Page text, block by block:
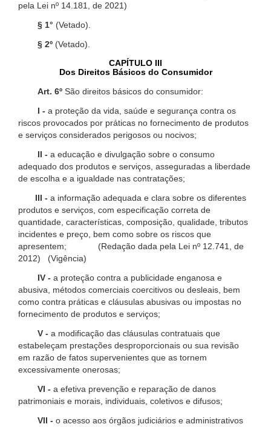
pela Lei nº 14.181, de 2021)
§ 1° (Vetado).
§ 2º (Vetado).
CAPÍTULO III
Dos Direitos Básicos do Consumidor
Art. 6º São direitos básicos do consumidor:
I - a proteção da vida, saúde e segurança contra os
riscos provocados por práticas no fornecimento de produtos
e serviços considerados perigosos ou nocivos;
II - a educação e divulgação sobre o consumo
adequado dos produtos e serviços, asseguradas a liberdade
de escolha e a igualdade nas contratações;
III - a informação adequada e clara sobre os diferentes
produtos e serviços, com especificação correta de
quantidade, características, composição, qualidade, tributos
incidentes e preço, bem como sobre os riscos que
apresentem; (Redação dada pela Lei nº 12.741, de
2012) (Vigência)
IV - a proteção contra a publicidade enganosa e
abusiva, métodos comerciais coercitivos ou desleais, bem
como contra práticas e cláusulas abusivas ou impostas no
fornecimento de produtos e serviços;
V - a modificação das cláusulas contratuais que
estabeleçam prestações desproporcionais ou sua revisão
em razão de fatos supervenientes que as tornem
excessivamente onerosas;
VI - a efetiva prevenção e reparação de danos
patrimoniais e morais, individuais, coletivos e difusos;
VII - o acesso aos órgãos judiciários e administrativos